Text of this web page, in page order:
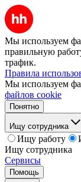
Мы используем
правильную
трафик.
Правила
Мы используем
файлов cookie
Понятно
Ищу сотрудника
Ищу работу
Ищу сотрудника
Сервисы
Помощь